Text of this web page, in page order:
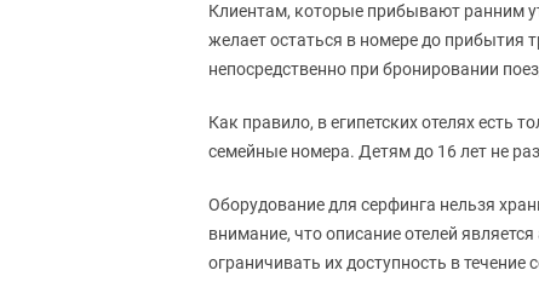
Клиентам, которые прибывают ранним
желает остаться в номере до прибытия
непосредственно при бронировании
Как правило, в египетских отелях есть
семейные номера. Детям до 16 лет не
Оборудование для серфинга нельзя
внимание, что описание отелей
ограничивать их доступность в течение